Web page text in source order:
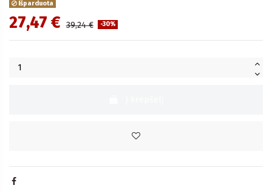
Išparduota
27,47 € 39,24 € -30%